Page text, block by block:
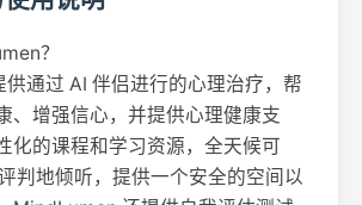
？
通过 AI 伴侣进行的心理治疗，帮
、增强信心，并提供心理健康支
化的课程和学习资源，全天候可
判地倾听，提供一个安全的空间以